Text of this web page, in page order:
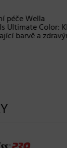
Wella
Color: Klíč
a zdravým